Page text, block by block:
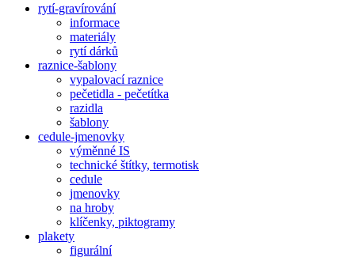
rytí-gravírování
informace
materiály
rytí dárků
raznice-šablony
vypalovací raznice
pečetidla - pečetítka
razidla
šablony
cedule-jmenovky
výměnné IS
technické štítky, termotisk
cedule
jmenovky
na hroby
klíčenky, piktogramy
plakety
figurální